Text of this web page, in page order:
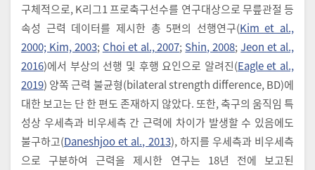
구체적으로, K리그1 프로축구선수를 연구대상으로 무릎관절 등
속성 근력 데이터를 제시한 총 5편의 선행연구(Kim et al.,
2000; Kim, 2003; Choi et al., 2007; Shin, 2008;Jeon et al.,
2016)에서 부상의 선행 및 후행 요인으로 알려진(Eagle et al.,
2019) 양쪽 근력 불균형(bilateral strength difference, BD)에
대한 보고는 단 한 편도 존재하지 않았다. 또한, 축구의 움직임 특
성상 우세측과 비우세측 간 근력에 차이가 발생할 수 있음에도
불구하고(Daneshjoo et al., 2013), 하지를 우세측과 비우세측
으로 구분하여 근력을 제시한 연구는 18년 전에 보고된